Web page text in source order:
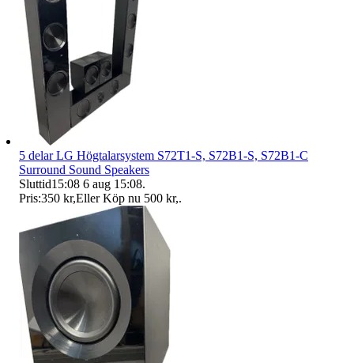
5 delar LG Högtalarsystem S72T1-S, S72B1-S, S72B1-C
Surround Sound Speakers
Sluttid15:08 6 aug 15:08.
Pris:350 kr,Eller Köp nu 500 kr,.